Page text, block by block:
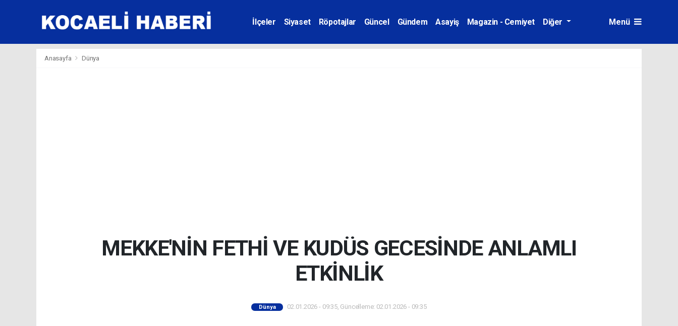
İlçeler Siyaset Röpotajlar Güncel Gündem Asayiş Magazin - Cemiyet Diğer Menü
Anasayfa Dünya
MEKKE'NİN FETHİ VE KUDÜS GECESİNDE ANLAMLI
ETKİNLİK
Dünya 02.01.2026 - 09:35, Güncelleme: 02.01.2026 - 09:35